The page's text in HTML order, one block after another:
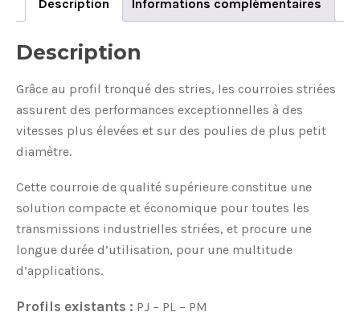
Description Informations complémentaires
Description
Grâce au profil tronqué des stries, les courroies striées
assurent des performances exceptionnelles à des
vitesses plus élevées et sur des poulies de plus petit
diamètre.
Cette courroie de qualité supérieure constitue une
solution compacte et économique pour toutes les
transmissions industrielles striées, et procure une
longue durée d’utilisation, pour une multitude
d’applications.
Profils existants : PJ – PL – PM